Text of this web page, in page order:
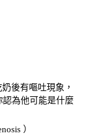
後有嘔吐現象，
為他可能是什麼
）